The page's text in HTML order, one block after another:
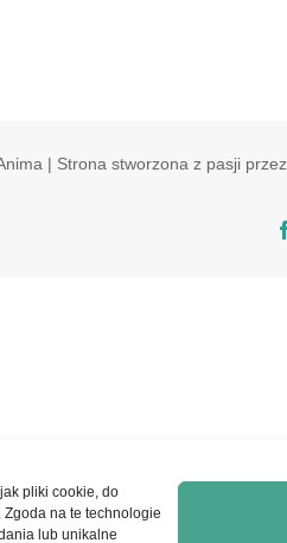
pliki cookie, do
na te technologie
lub unikalne
| Strona stworzona z pasji przez